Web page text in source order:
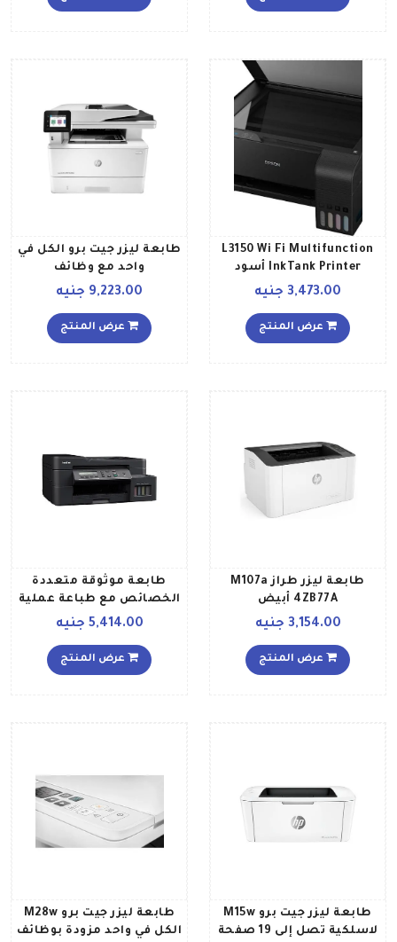
28B51A أبيض أزرق
L3150 Wi Fi Multifunction
InkTank Printer أسود
3,473.00 جنيه
عرض المنتج
طابعة ليزر جيت برو الكل في
واحد مع وظائف
أبيض
9,223.00 جنيه
عرض المنتج
طابعة ليزر طراز M107a
4ZB77A أبيض
3,154.00 جنيه
عرض المنتج
طابعة موثوقة متعددة
الخصائص مع طباعة عملية
ومفيدة على الوجهين طراز
5,414.00 جنيه
عرض المنتج
طابعة ليزر جيت برو M15w
لاسلكية تصل إلى 19 صفحة
طابعة ليزر جيت برو M28w
الكل في واحد مزودة بوظائف